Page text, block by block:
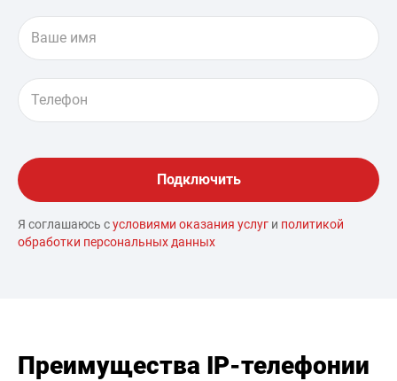
Я соглашаюсь сусловиями оказания услуг и политикой
обработки персональных данных
Преимущества IP-телефонии